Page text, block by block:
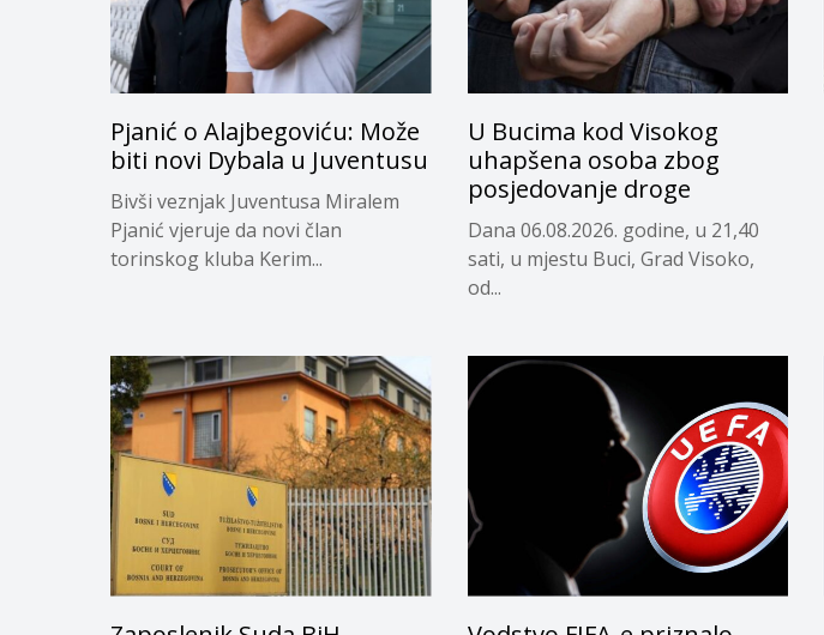
Pjanić o Alajbegoviću: Može
biti novi Dybala u Juventusu
Bivši veznjak Juventusa Miralem
Pjanić vjeruje da novi član
torinskog kluba Kerim...
U Bucima kod Visokog
uhapšena osoba zbog
posjedovanje droge
Dana 06.08.2026. godine, u 21,40
sati, u mjestu Buci, Grad Visoko,
od...